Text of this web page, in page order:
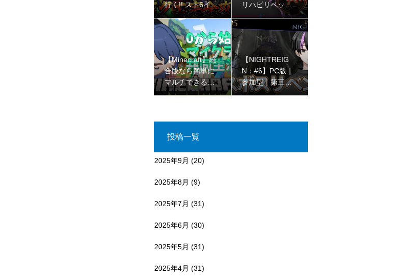
行く!! スト6イベ
ント!! ※ネタバレ
注意!!【初見さん
大歓迎 】
リハビリペック
ス【ゴールドII
I】
【Minecraft】統
合版なら簡単に
マルチできるの
を最近知ったjava
【NIGHTREIG
N：#6】PC版｜
参加型｜第三回
ラスボスリベン
投稿一覧
2025年9月 (20)
2025年8月 (9)
2025年7月 (31)
2025年6月 (30)
2025年5月 (31)
2025年4月 (31)